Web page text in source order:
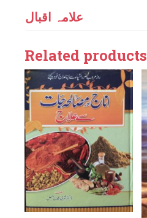
علامہ اقبال
Related products